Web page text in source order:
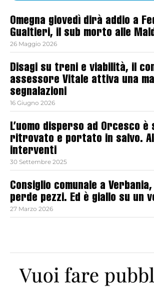
Omegna giovedì dirà addio a
Gualtieri, il sub morto alle
26 Maggio 2026
Disagi su treni e viabilità, il
assessore Vitale attiva una
segnalazioni
16 Giugno 2026
L’uomo disperso ad Orcesco
ritrovato e portato in salvo.
interventi
30 Settembre 2025
Consiglio comunale a
perde pezzi. Ed è giallo su un
27 Marzo 2026